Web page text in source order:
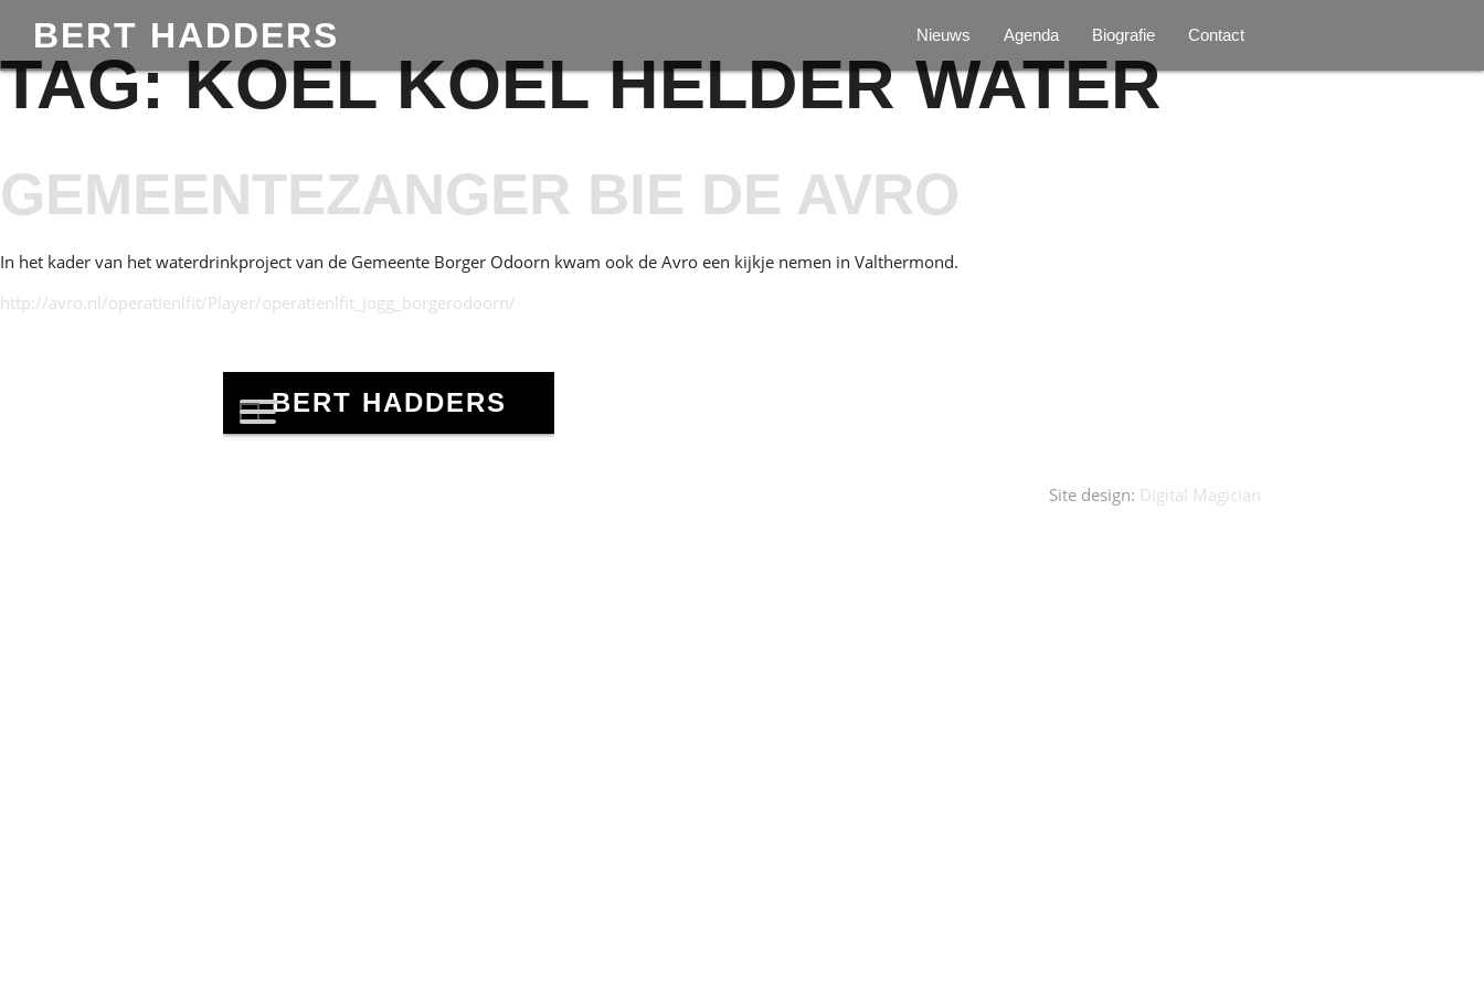
BERT HADDERS Nieuws Agenda Biografie Contact
TAG:KOEL KOEL HELDER WATER
GEMEENTEZANGER BIE DE AVRO
In het kader van het waterdrinkproject van de Gemeente Borger Odoorn kwam ook de Avro een kijkje nemen in Valthermond.
http://avro.nl/operatienlfit/Player/operatienlfit_jogg_borgerodoorn/
Site design: Digital Magician